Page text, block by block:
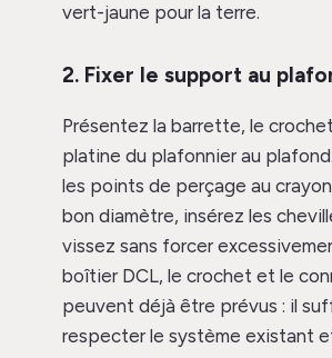
vert-jaune pour la terre.
2. Fixer le support au
Présentez la barrette, le
platine du plafonnier au
les points de perçage au
bon diamètre, insérez les
vissez sans forcer
boîtier DCL, le crochet et le
peuvent déjà être prévus : il
respecter le système existant